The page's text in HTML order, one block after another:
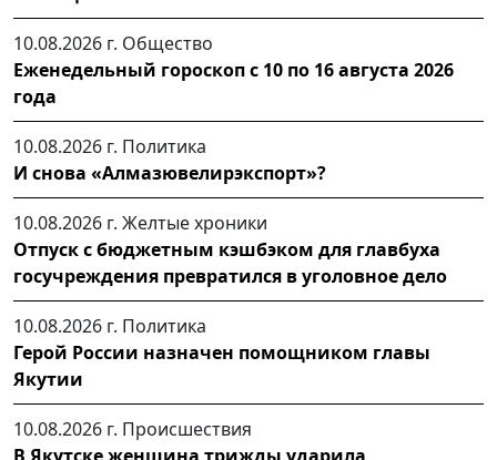
10.08.2026 г. Общество
Еженедельный гороскоп с 10 по 16 августа 2026
года
10.08.2026 г. Политика
И снова «Алмазювелирэкспорт»?
10.08.2026 г. Желтые хроники
Отпуск с бюджетным кэшбэком для главбуха
госучреждения превратился в уголовное дело
10.08.2026 г. Политика
Герой России назначен помощником главы
Якутии
10.08.2026 г. Происшествия